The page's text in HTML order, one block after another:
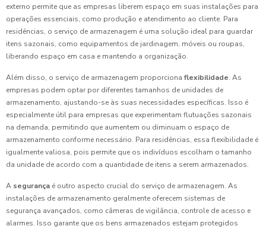
externo permite que as empresas liberem espaço em suas instalações para
operações essenciais, como produção e atendimento ao cliente. Para
residências, o serviço de armazenagem é uma solução ideal para guardar
itens sazonais, como equipamentos de jardinagem, móveis ou roupas,
liberando espaço em casa e mantendo a organização.
Além disso, o serviço de armazenagem proporciona flexibilidade. As
empresas podem optar por diferentes tamanhos de unidades de
armazenamento, ajustando-se às suas necessidades específicas. Isso é
especialmente útil para empresas que experimentam flutuações sazonais
na demanda, permitindo que aumentem ou diminuam o espaço de
armazenamento conforme necessário. Para residências, essa flexibilidade é
igualmente valiosa, pois permite que os indivíduos escolham o tamanho
da unidade de acordo com a quantidade de itens a serem armazenados.
A segurança é outro aspecto crucial do serviço de armazenagem. As
instalações de armazenamento geralmente oferecem sistemas de
segurança avançados, como câmeras de vigilância, controle de acesso e
alarmes. Isso garante que os bens armazenados estejam protegidos